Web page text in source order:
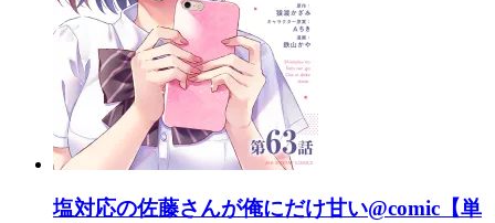
塩対応の佐藤さんが俺にだけ甘い@comic【単